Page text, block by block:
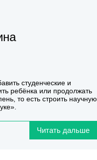
студенческие и
ребёнка или продолжать
то есть строить научную
Читать дальше